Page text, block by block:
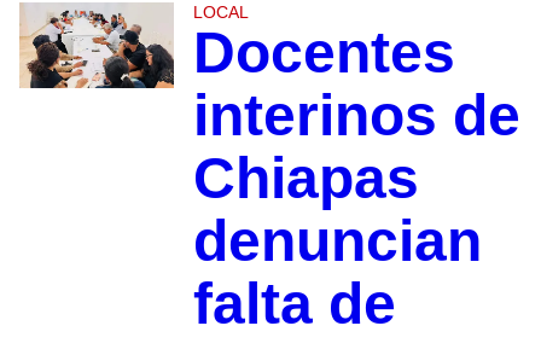
LOCAL
Docentes
interinos de
Chiapas
denuncian
falta de